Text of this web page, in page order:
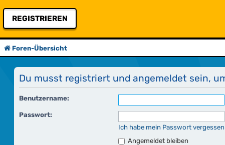
REGISTRIEREN
Foren-Übersicht
Du musst registriert und angemeldet sein,
Benutzername:
Passwort:
Ich habe mein Passwort vergessen
Angemeldet bleiben